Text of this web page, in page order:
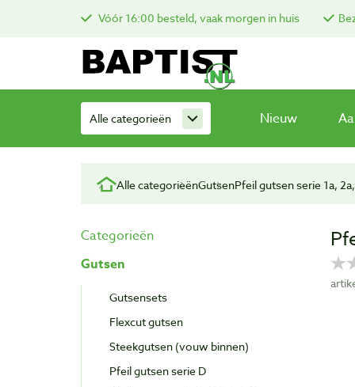
Vóór 16:00 besteld, vaak morgen in huis
Alle categorieën Nieuw
Alle categorieënGutsenPfeil gutsen serie 1a,
Categorieën
Gutsen
Gutsensets
Flexcut gutsen
Steekgutsen (vouw binnen)
Pfeil gutsen serie D